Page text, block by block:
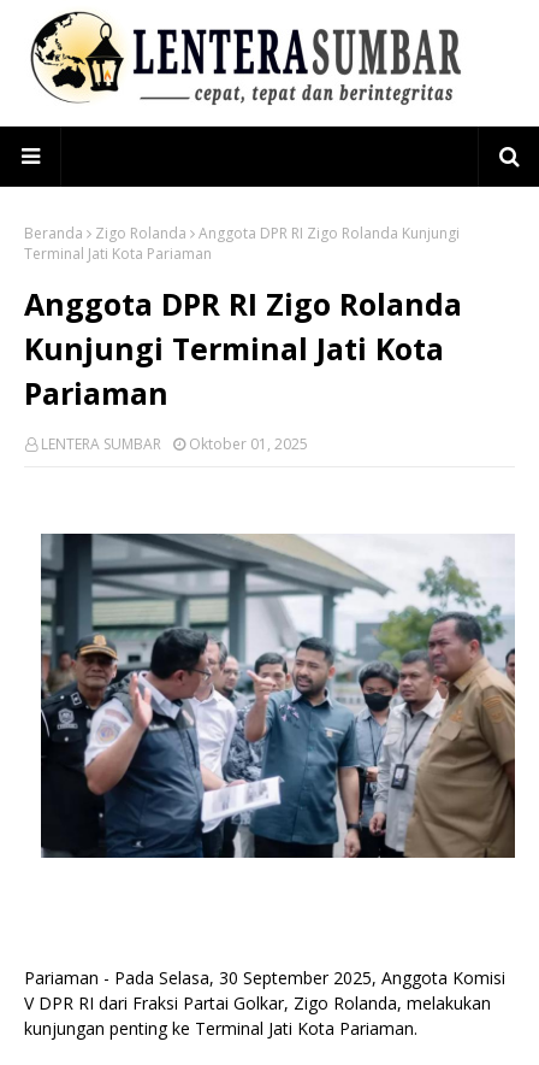
Beranda Zigo Rolanda
Anggota DPR RI Zigo Rolanda Kunjungi
Terminal Jati Kota Pariaman
Anggota DPR RI Zigo Rolanda
Kunjungi Terminal Jati Kota
Pariaman
LENTERA SUMBAR Oktober 01, 2025
Pariaman - Pada Selasa, 30 September 2025, Anggota Komisi
V DPR RI dari Fraksi Partai Golkar, Zigo Rolanda, melakukan
kunjungan penting ke Terminal Jati Kota Pariaman.